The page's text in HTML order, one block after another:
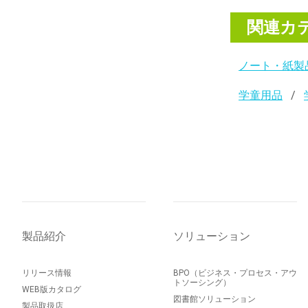
関連カ
ノート・紙製
学童用品
製品紹介
リリース情報
WEB版カタログ
製品取扱店
ソリューション
BPO（ビジネス・プロセス・アウ
トソーシング）
図書館ソリューション